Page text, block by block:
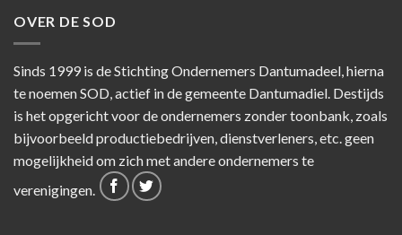
OVER DE SOD
Sinds 1999 is de Stichting Ondernemers Dantumadeel, hierna
te noemen SOD, actief in de gemeente Dantumadiel. Destijds
is het opgericht voor de ondernemers zonder toonbank, zoals
bijvoorbeeld productiebedrijven, dienstverleners, etc. geen
mogelijkheid om zich met andere ondernemers te
verenigingen.